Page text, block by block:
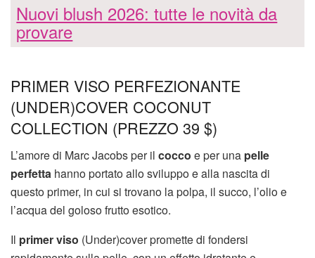
Nuovi blush 2026: tutte le novità da
provare
PRIMER VISO PERFEZIONANTE
(UNDER)COVER COCONUT
COLLECTION (PREZZO 39 $)
L’amore di Marc Jacobs per il cocco e per una pelle
perfetta hanno portato allo sviluppo e alla nascita di
questo primer, in cui si trovano la polpa, il succo, l’olio e
l’acqua del goloso frutto esotico.
Il primerviso (Under)cover promette di fondersi